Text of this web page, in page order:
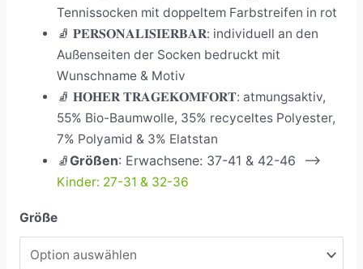
Tennissocken mit doppeltem Farbstreifen in rot
🧦𝐏𝐄𝐑𝐒𝐎𝐍𝐀𝐋𝐈𝐒𝐈𝐄𝐑𝐁𝐀𝐑: individuell an den
Außenseiten der Socken bedruckt mit
Wunschname & Motiv
🧦 𝐇𝐎𝐇𝐄𝐑 𝐓𝐑𝐀𝐆𝐄𝐊𝐎𝐌𝐅𝐎𝐑𝐓: atmungsaktiv,
55% Bio-Baumwolle, 35% recyceltes Polyester,
7% Polyamid & 3% Elatstan
🧦Größen: Erwachsene: 37-41 & 42-46 –>
Kinder: 27-31 & 32-36
Größe